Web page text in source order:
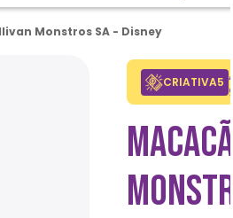
Monstros SA - Disney
CRIATIVA5